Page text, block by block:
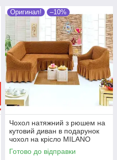
Оригинал! –10%
Чохол натяжний з рюшем на
кутовий диван в подарунок
чохол на крісло MILANO
гірчичний
Готово до відправки